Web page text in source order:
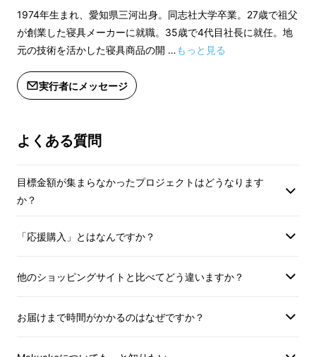
プレゼントとして直接お送りしたい場
合は、ご購入時に以下の対応をお願い
いたします。
の情報（住所・電話番号）を入力
・送る相手に予め配送する旨を連絡
ことが多数あるため）
----------------------------------------
※応援購入後のキャンセルはできませ
ん。ただし、期間中やむを得ず商品の
いる「残り個数」が変動することがご
※仕様・デザインが変更になる可能性
プレゼントとして
合は、ご購入時に
※応援購入後のキャ
いる「残り個数」
※仕様・デザインが
1974年生まれ、愛知県三河出身。同志社大学卒業。27歳で祖父
が創業した寝具メーカーに就職。35歳で4代目社長に就任。地
元の技術を活かした寝具商品の開 …もっと見る
実行者にメッセージ
よくある質問
目標金額が集まらなかったプロジェクトはどうなります
か？
「応援購入」とはなんですか？
他のショッピングサイトと比べてどう違いますか？
お届けまで時間がかかるのはなぜですか？